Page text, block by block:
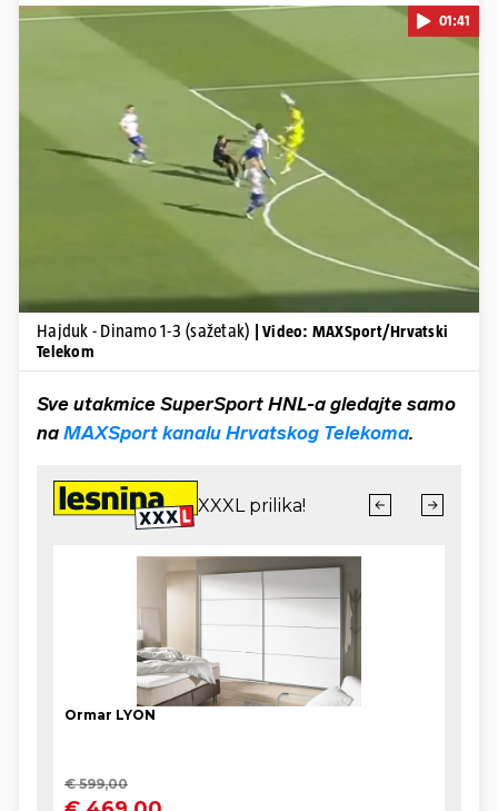
Pokretanje videa...
01:41
Hajduk - Dinamo 1-3 (sažetak)
| Video: MAXSport/Hrvatski
Telekom
Sve utakmice SuperSport HNL-a gledajte samo
na MAXSport kanalu Hrvatskog Telekoma.